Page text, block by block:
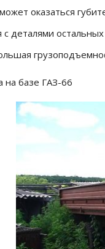
оказаться
деталями
на базе ГАЗ-66